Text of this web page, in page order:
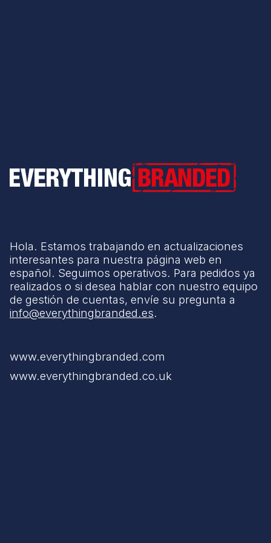
Everything Branded
Hola. Estamos trabajando en actualizaciones
interesantes para nuestra página web en
español. Seguimos operativos. Para pedidos ya
realizados o si desea hablar con nuestro equipo
de gestión de cuentas, envíe su pregunta a
info@everythingbranded.es.
www.everythingbranded.com
www.everythingbranded.co.uk